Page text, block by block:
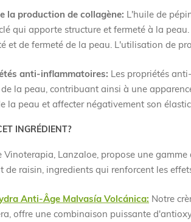
la production de collagène: L'huile de
qui apporte structure et fermeté à la
et de fermeté de la peau. L'utilisation de
anti-inflammatoires: Les propriétés
la peau, contribuant ainsi à une
la peau et affecter négativement son
INGRÉDIENT?
Vinoterapia, Lanzaloe, propose une
de raisin, ingredients qui renforcent les
Anti-Âge Malvasía Volcánica: Notre
offre une combinaison puissante